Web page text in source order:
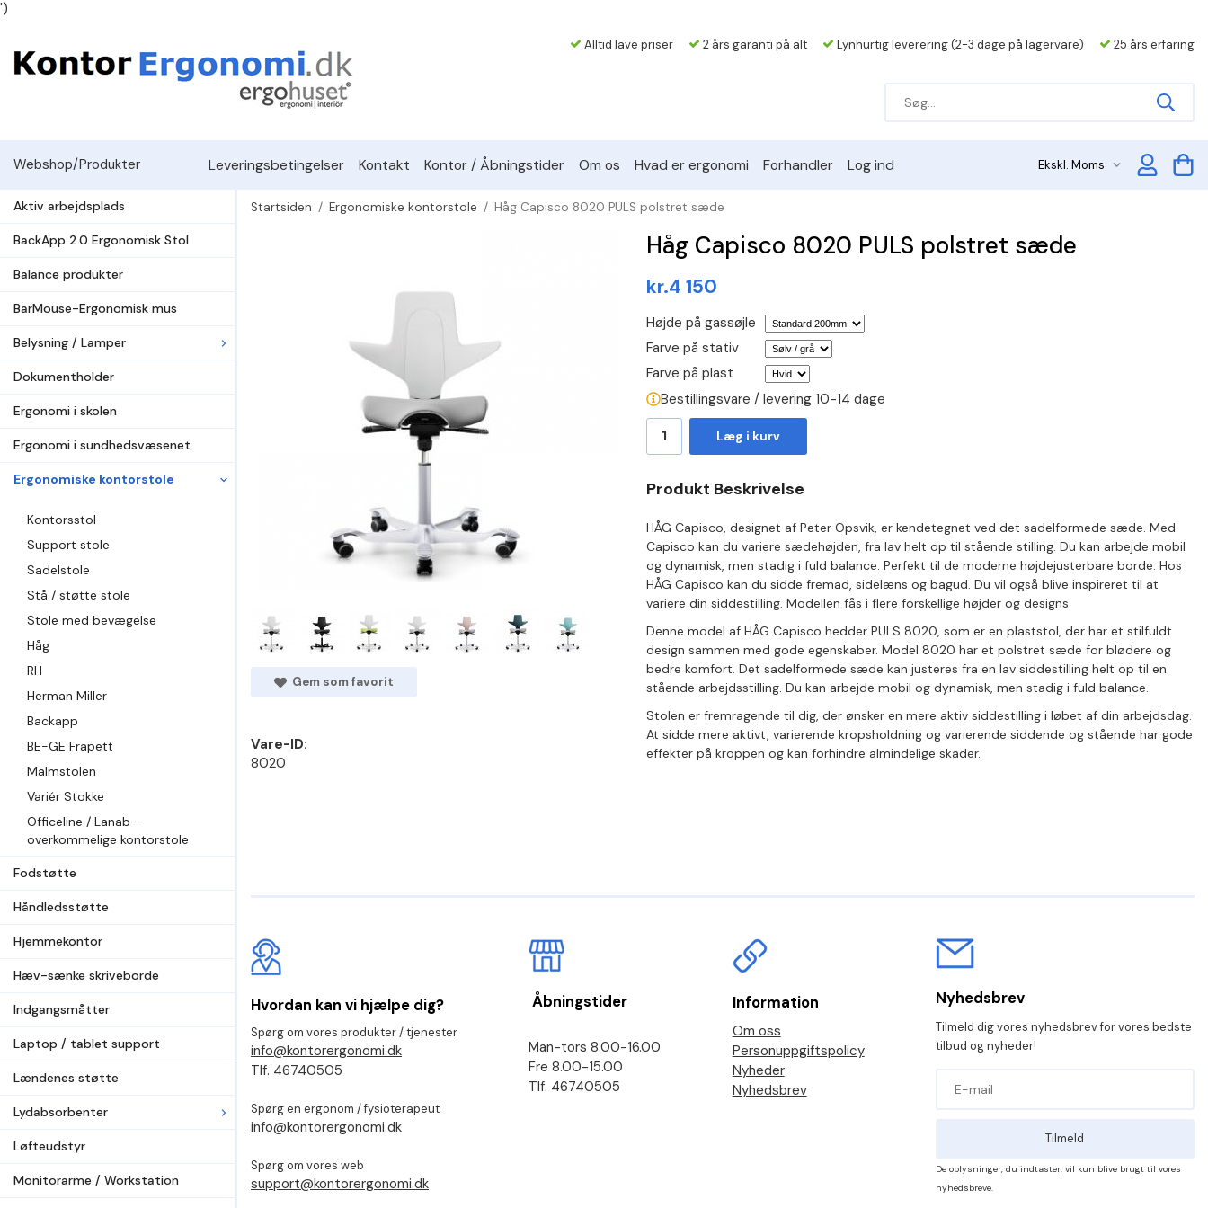
')
Alltid lave priser 2 års garanti på alt Lynhurtig leverering (2-3 dage på lagervare) 25 års erfaring
Webshop/Produkter Leveringsbetingelser Kontakt Kontor / Åbningstider Om os Hvad er ergonomi Forhandler Log ind
Aktiv arbejdsplads
BackApp 2.0 Ergonomisk Stol
Balance produkter
BarMouse-Ergonomisk mus
Belysning / Lamper
Dokumentholder
Ergonomi i skolen
Ergonomi i sundhedsvæsenet
Ergonomiske kontorstole
Kontorsstol
Support stole
Sadelstole
Stå / støtte stole
Stole med bevægelse
Håg
RH
Herman Miller
Backapp
BE-GE Frapett
Malmstolen
Variér Stokke
Officeline / Lanab -
overkommelige kontorstole
Fodstøtte
Håndledsstøtte
Hjemmekontor
Hæv-sænke skriveborde
Indgangsmåtter
Laptop / tablet support
Lændenes støtte
Lydabsorbenter
Løfteudstyr
Monitorarme / Workstation
Startsiden / Ergonomiske kontorstole / Håg Capisco 8020 PULS polstret sæde
Håg Capisco 8020 PULS polstret sæde
kr.4 150
Højde på gassøjle
Farve på stativ
Farve på plast
Bestillingsvare / levering 10-14 dage
Læg i kurv
Produkt Beskrivelse
HÅG Capisco, designet af Peter Opsvik, er kendetegnet ved det sadelformede sæde. Med
Capisco kan du variere sædehøjden, fra lav helt op til stående stilling. Du kan arbejde mobil
og dynamisk, men stadig i fuld balance. Perfekt til de moderne højdejusterbare borde. Hos
HÅG Capisco kan du sidde fremad, sidelæns og bagud. Du vil også blive inspireret til at
variere din siddestilling. Modellen fås i flere forskellige højder og designs.
Denne model af HÅG Capisco hedder PULS 8020, som er en plaststol, der har et stilfuldt
design sammen med gode egenskaber. Model 8020 har et polstret sæde for blødere og
bedre komfort. Det sadelformede sæde kan justeres fra en lav siddestilling helt op til en
stående arbejdsstilling. Du kan arbejde mobil og dynamisk, men stadig i fuld balance.
Stolen er fremragende til dig, der ønsker en mere aktiv siddestilling i løbet af din arbejdsdag.
At sidde mere aktivt, varierende kropsholdning og varierende siddende og stående har gode
effekter på kroppen og kan forhindre almindelige skader.
Gem som favorit
Vare-ID:
8020
Hvordan kan vi hjælpe dig?
Spørg om vores produkter / tjenester
info@kontorergonomi.dk
Tlf. 46740505
Spørg en ergonom / fysioterapeut
info@kontorergonomi.dk
Spørg om vores web
support@kontorergonomi.dk
Åbningstider
Man-tors 8.00-16.00
Fre 8.00-15.00
Tlf. 46740505
Information
Om oss
Personuppgiftspolicy
Nyheder
Nyhedsbrev
Nyhedsbrev
Tilmeld dig vores nyhedsbrev for vores bedste
tilbud og nyheder!
Tilmeld
De oplysninger, du indtaster, vil kun blive brugt til vores
nyhedsbreve.